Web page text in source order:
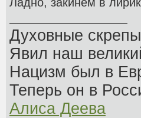
Духовные
Явил наш
Нацизм был в
Теперь он в
Алиса Деева